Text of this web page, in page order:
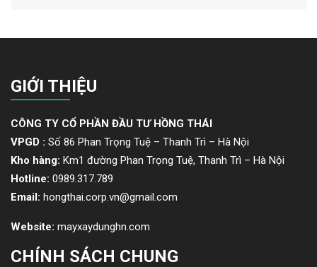
GIỚI THIỆU
CÔNG TY CỔ PHẦN ĐẦU TƯ HỒNG THÁI
VPGD : Số 86 Phan Trọng Tuệ – Thanh Trì – Hà Nội
Kho hàng: Km1 đường Phan Trọng Tuệ, Thanh Trì – Hà Nội
Hotline: 0989.317.789
Email: hongthai.corp.vn@gmail.com
Website: mayxaydunghn.com
CHÍNH SÁCH CHUNG